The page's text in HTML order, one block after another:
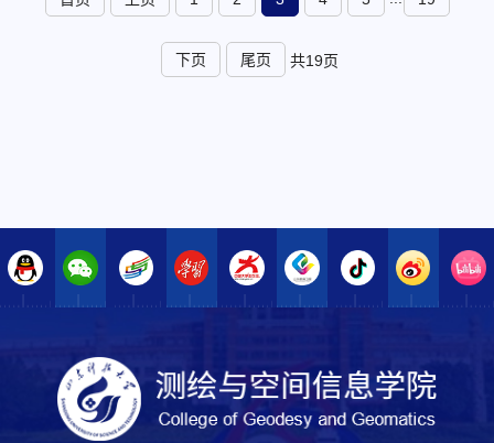
展现大国气象，到徒步方队中抗战老部队传承红色基因、新
力量彰显强军风貌；从战旗方队承载先...
下页 尾页 共19页